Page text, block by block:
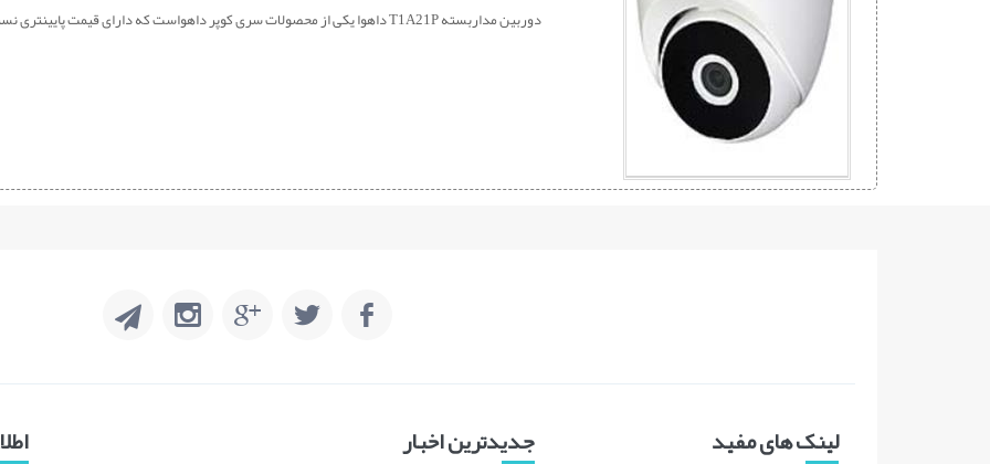
دوربین مداربسته T1A21P داهوا یکی از محصولات سری کوپر داهواست که دارای قیمت پایینتری نسبت به سایر مدل های دام 2MP داهوا می باشد.
لینک های مفید جدیدترین اخبار